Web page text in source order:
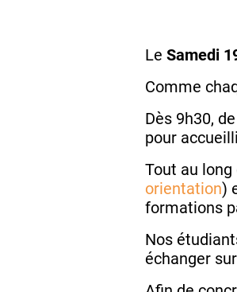
Le Samedi
Comme
Dès 9h30,
pour
Tout au
orientation)
formations
Nos
échanger